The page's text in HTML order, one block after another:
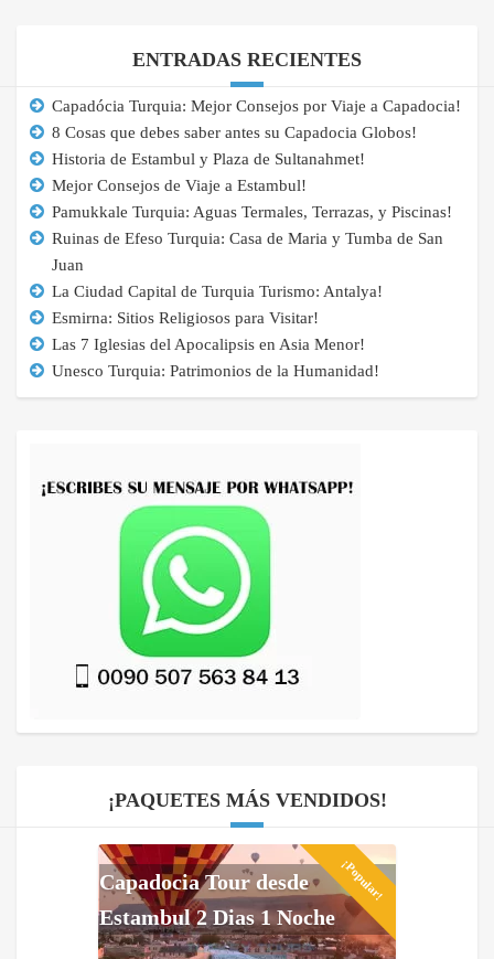
ENTRADAS RECIENTES
Capadócia Turquia: Mejor Consejos por Viaje a Capadocia!
8 Cosas que debes saber antes su Capadocia Globos!
Historia de Estambul y Plaza de Sultanahmet!
Mejor Consejos de Viaje a Estambul!
Pamukkale Turquia: Aguas Termales, Terrazas, y Piscinas!
Ruinas de Efeso Turquia: Casa de Maria y Tumba de San
Juan
La Ciudad Capital de Turquia Turismo: Antalya!
Esmirna: Sitios Religiosos para Visitar!
Las 7 Iglesias del Apocalipsis en Asia Menor!
Unesco Turquia: Patrimonios de la Humanidad!
¡PAQUETES MÁS VENDIDOS!
¡Popular!
Capadocia Tour desde
Estambul 2 Dias 1 Noche